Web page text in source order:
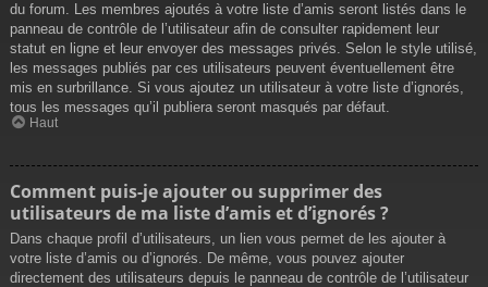
du forum. Les membres ajoutés à votre liste d’amis seront listés dans le
panneau de contrôle de l’utilisateur afin de consulter rapidement leur
statut en ligne et leur envoyer des messages privés. Selon le style utilisé,
les messages publiés par ces utilisateurs peuvent éventuellement être
mis en surbrillance. Si vous ajoutez un utilisateur à votre liste d’ignorés,
tous les messages qu’il publiera seront masqués par défaut.
Haut
Comment puis-je ajouter ou supprimer des
utilisateurs de ma liste d’amis et d’ignorés ?
Dans chaque profil d’utilisateurs, un lien vous permet de les ajouter à
votre liste d’amis ou d’ignorés. De même, vous pouvez ajouter
directement des utilisateurs depuis le panneau de contrôle de l’utilisateur